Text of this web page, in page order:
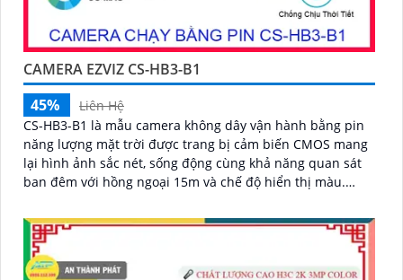
CAMERA EZVIZ CS-HB3-B1
45%
Liên Hệ
CS-HB3-B1 là mẫu camera không dây vận hành bằng pin
năng lượng mặt trời được trang bị cảm biến CMOS mang
lại hình ảnh sắc nét, sống động cùng khả năng quan sát
ban đêm với hồng ngoại 15m và chế độ hiển thị màu.